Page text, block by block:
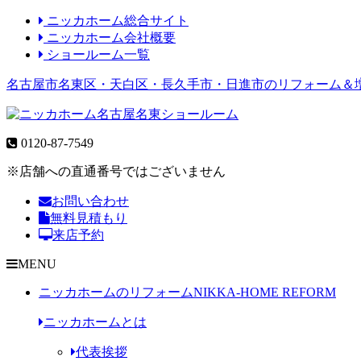
ニッカホーム総合サイト
ニッカホーム会社概要
ショールーム一覧
名古屋市名東区・天白区・長久手市・日進市のリフォーム＆
0120-87-7549
※店舗への直通番号ではございません
お問い合わせ
無料見積もり
来店予約
MENU
ニッカホームのリフォームNIKKA-HOME REFORM
ニッカホームとは
代表挨拶